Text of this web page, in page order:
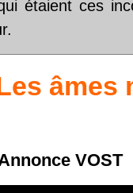
étaient ces
âmes
VOST